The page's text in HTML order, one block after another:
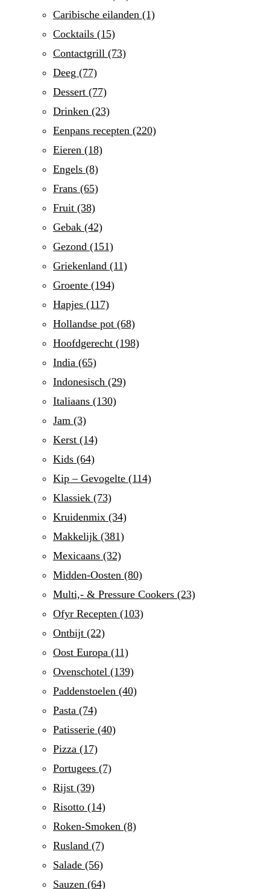
Caribische eilanden (1)
Cocktails (15)
Contactgrill (73)
Deeg (77)
Dessert (77)
Drinken (23)
Eenpans recepten (220)
Eieren (18)
Engels (8)
Frans (65)
Fruit (38)
Gebak (42)
Gezond (151)
Griekenland (11)
Groente (194)
Hapjes (117)
Hollandse pot (68)
Hoofdgerecht (198)
India (65)
Indonesisch (29)
Italiaans (130)
Jam (3)
Kerst (14)
Kids (64)
Kip – Gevogelte (114)
Klassiek (73)
Kruidenmix (34)
Makkelijk (381)
Mexicaans (32)
Midden-Oosten (80)
Multi,- & Pressure Cookers (23)
Ofyr Recepten (103)
Ontbijt (22)
Oost Europa (11)
Ovenschotel (139)
Paddenstoelen (40)
Pasta (74)
Patisserie (40)
Pizza (17)
Portugees (7)
Rijst (39)
Risotto (14)
Roken-Smoken (8)
Rusland (7)
Salade (56)
Sauzen (64)